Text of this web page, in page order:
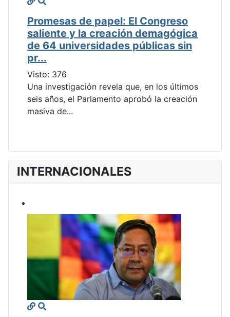
Promesas de papel: El Congreso
saliente y la creación demagógica
de 64 universidades públicas sin
pr...
Visto: 376
Una investigación revela que, en los últimos
seis años, el Parlamento aprobó la creación
masiva de...
INTERNACIONALES